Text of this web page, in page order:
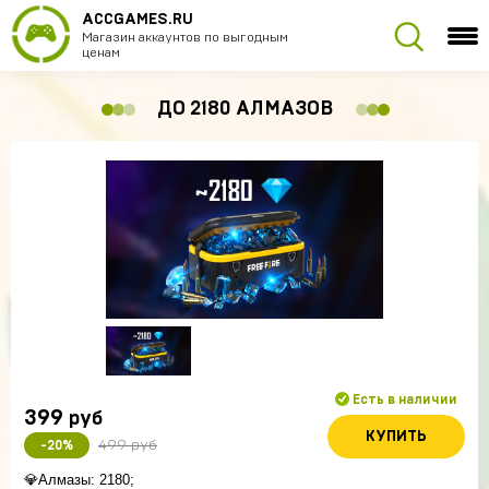
ACCGAMES.RU
Магазин аккаунтов по выгодным
ценам
ДО 2180 АЛМАЗОВ
399 руб
-20% 499 руб
Есть в наличии
КУПИТЬ
💎Алмазы: 2180;